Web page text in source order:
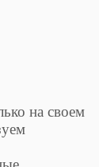
на своем